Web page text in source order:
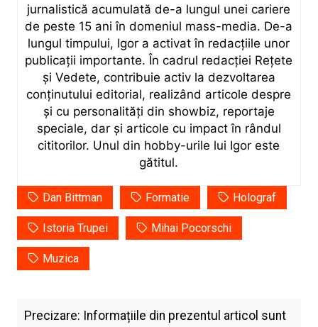
jurnalistică acumulată de-a lungul unei cariere
de peste 15 ani în domeniul mass-media. De-a
lungul timpului, Igor a activat în redacțiile unor
publicații importante. În cadrul redacției Rețete
și Vedete, contribuie activ la dezvoltarea
conținutului editorial, realizând articole despre
și cu personalități din showbiz, reportaje
speciale, dar și articole cu impact în rândul
cititorilor. Unul din hobby-urile lui Igor este
gătitul.
Dan Bittman Formatie Holograf
Istoria Trupei Mihai Pocorschi
Muzica
Precizare: Informațiile din prezentul articol sunt